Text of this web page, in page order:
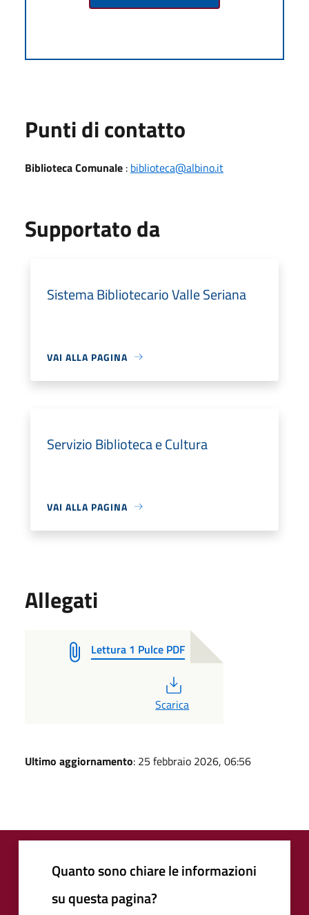
Punti di contatto
Biblioteca Comunale : biblioteca@albino.it
Supportato da
Sistema Bibliotecario Valle Seriana
VAI ALLA PAGINA
Servizio Biblioteca e Cultura
VAI ALLA PAGINA
Allegati
Lettura 1 Pulce PDF
Scarica
Ultimo aggiornamento: 25 febbraio 2026, 06:56
Quanto sono chiare le informazioni
su questa pagina?